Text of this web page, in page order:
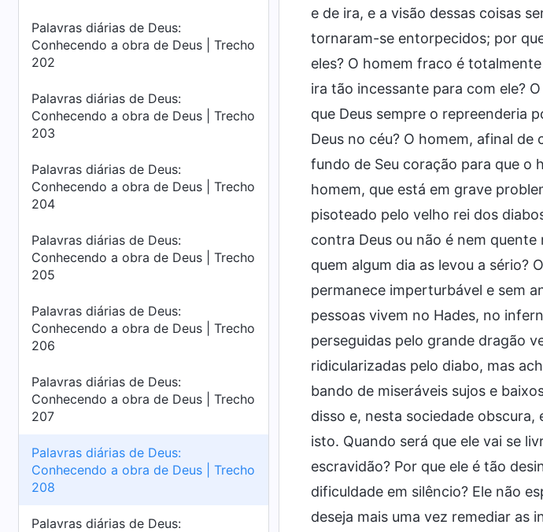
Palavras diárias de Deus:
Conhecendo a obra de Deus | Trecho
202
Palavras diárias de Deus:
Conhecendo a obra de Deus | Trecho
203
Palavras diárias de Deus:
Conhecendo a obra de Deus | Trecho
204
Palavras diárias de Deus:
Conhecendo a obra de Deus | Trecho
205
Palavras diárias de Deus:
Conhecendo a obra de Deus | Trecho
206
Palavras diárias de Deus:
Conhecendo a obra de Deus | Trecho
207
Palavras diárias de Deus:
Conhecendo a obra de Deus | Trecho
208
Palavras diárias de Deus:
e de ira, e a visão dessas coisas
tornaram-se entorpecidos; por
eles? O homem fraco é
ira tão incessante para com ele?
que Deus sempre o repreenderia
Deus no céu? O homem, afinal de
fundo de Seu coração para que o
homem, que está em grave
pisoteado pelo velho rei dos
contra Deus ou não é nem
quem algum dia as levou a sério?
permanece imperturbável e sem
pessoas vivem no Hades, no
perseguidas pelo grande dragão
ridicularizadas pelo diabo, mas
bando de miseráveis sujos e
disso e, nesta sociedade
isto. Quando será que ele vai se
escravidão? Por que ele é tão
dificuldade em silêncio? Ele não
deseja mais uma vez remediar as